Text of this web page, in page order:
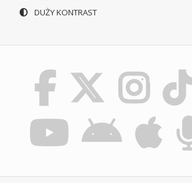
DUŻY KONTRAST